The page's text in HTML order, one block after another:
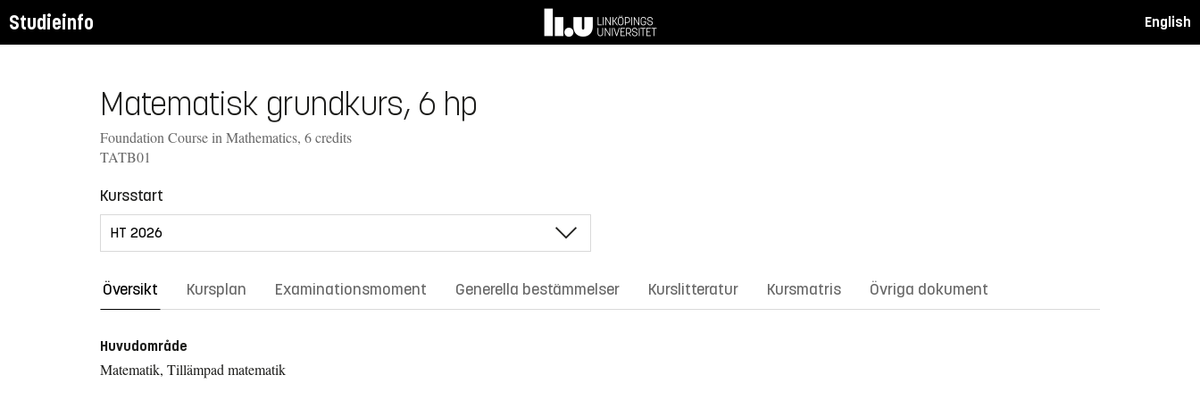
Studieinfo English
Matematisk grundkurs, 6 hp
Foundation Course in Mathematics, 6 credits
TATB01
Kursstart
Översikt Kursplan Examinationsmoment Generella bestämmelser Kurslitteratur Kursmatris Övriga dokument
Huvudområde
Matematik, Tillämpad matematik